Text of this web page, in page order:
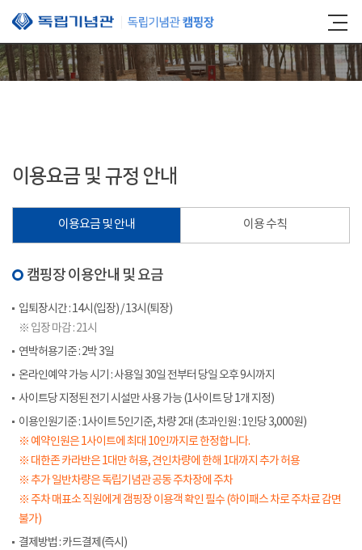
본문 바로가기
이용요금 및 규정 안내
이용요금 및 안내 이용 수칙
캠핑장 이용안내 및 요금
입퇴장시간 : 14시(입장) / 13시(퇴장)
※ 입장 마감 : 21시
연박허용기준 : 2박 3일
온라인예약 가능 시기 : 사용일 30일 전부터 당일 오후 9시까지
사이트당 지정된 전기 시설만 사용 가능 (1사이트 당 1개 지정)
이용인원기준 : 1사이트 5인기준, 차량 2대 (초과인원 : 1인당 3,000원)
※ 예약인원은 1사이트에 최대 10인까지로 한정합니다.
※ 대한존 카라반은 1대만 허용, 견인차량에 한해 1대까지 추가 허용
※ 추가 일반차량은 독립기념관 공동 주차장에 주차
※ 주차 매표소 직원에게 갬핑장 이용객 확인 필수 (하이패스 차로 주차료 감면
불가)
결제방법 : 카드결제(즉시)